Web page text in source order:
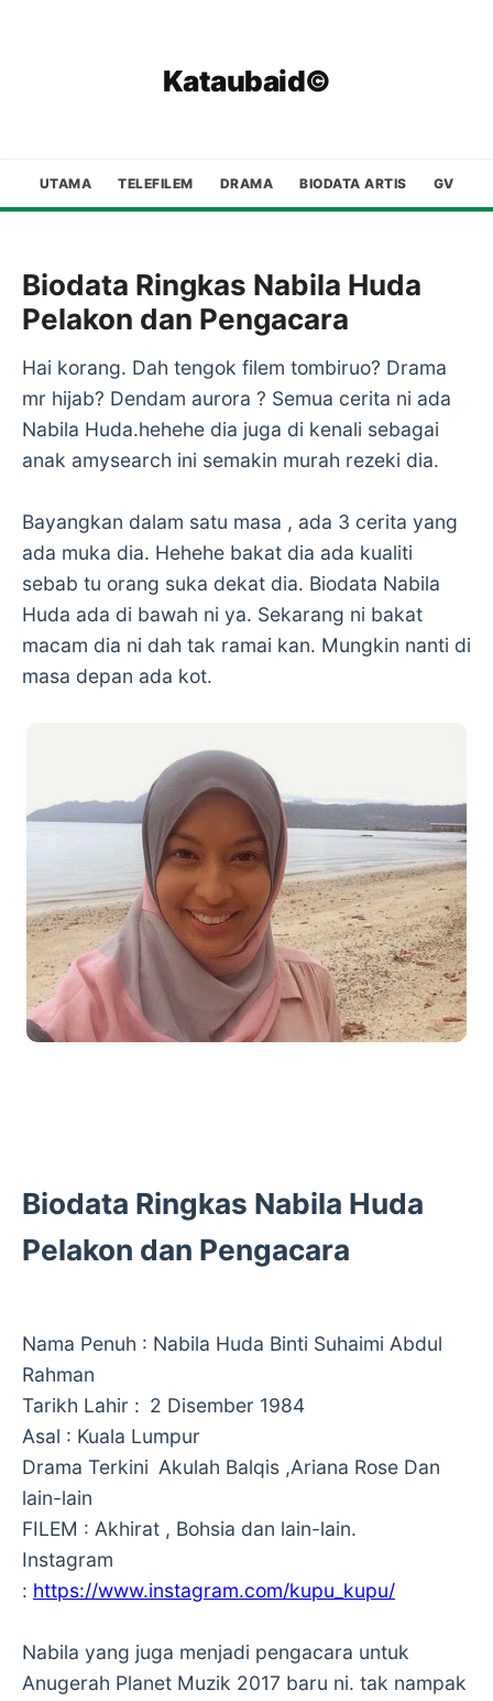
Kataubaid©
UTAMA TELEFILEM DRAMA BIODATA ARTIS GV
Biodata Ringkas Nabila Huda
Pelakon dan Pengacara
Hai korang. Dah tengok filem tombiruo? Drama
mr hijab? Dendam aurora ? Semua cerita ni ada
Nabila Huda.hehehe dia juga di kenali sebagai
anak amysearch ini semakin murah rezeki dia.
Bayangkan dalam satu masa , ada 3 cerita yang
ada muka dia. Hehehe bakat dia ada kualiti
sebab tu orang suka dekat dia. Biodata Nabila
Huda ada di bawah ni ya. Sekarang ni bakat
macam dia ni dah tak ramai kan. Mungkin nanti di
masa depan ada kot.
Biodata Ringkas Nabila Huda
Pelakon dan Pengacara
Nama Penuh : Nabila Huda Binti Suhaimi Abdul
Rahman
Tarikh Lahir : 2 Disember 1984
Asal : Kuala Lumpur
Drama Terkini Akulah Balqis ,Ariana Rose Dan
lain-lain
FILEM : Akhirat , Bohsia dan lain-lain.
Instagram
: https://www.instagram.com/kupu_kupu/
Nabila yang juga menjadi pengacara untuk
Anugerah Planet Muzik 2017 baru ni. tak nampak